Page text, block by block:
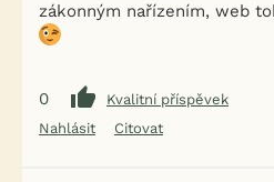
zákonným nařízením, web
0
Kvalitní příspěvek
Nahlásit
Citovat